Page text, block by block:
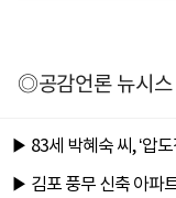
◎공감언론 뉴시스